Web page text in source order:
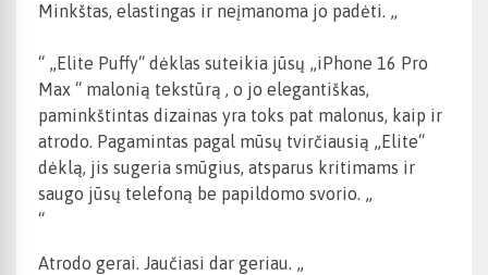
Minkštas, elastingas ir neįmanoma jo padėti. „
“ „Elite Puffy“ dėklas suteikia jūsų „iPhone 16 Pro
Max “ malonią tekstūrą , o jo elegantiškas,
paminkštintas dizainas yra toks pat malonus, kaip ir
atrodo. Pagamintas pagal mūsų tvirčiausią „Elite“
dėklą, jis sugeria smūgius, atsparus kritimams ir
saugo jūsų telefoną be papildomo svorio. „
“
Atrodo gerai. Jaučiasi dar geriau. „